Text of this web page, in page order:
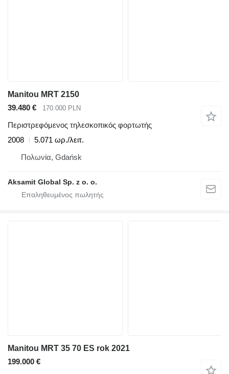
Manitou MRT 2150
39.480 €
170.000 PLN
Περιστρεφόμενος τηλεσκοπικός φορτωτής
2008
5.071 ωρ./λειτ.
Πολωνία, Gdańsk
Aksamit Global Sp. z o. o.
Manitou MRT 35 70 ES rok 2021
199.000 €